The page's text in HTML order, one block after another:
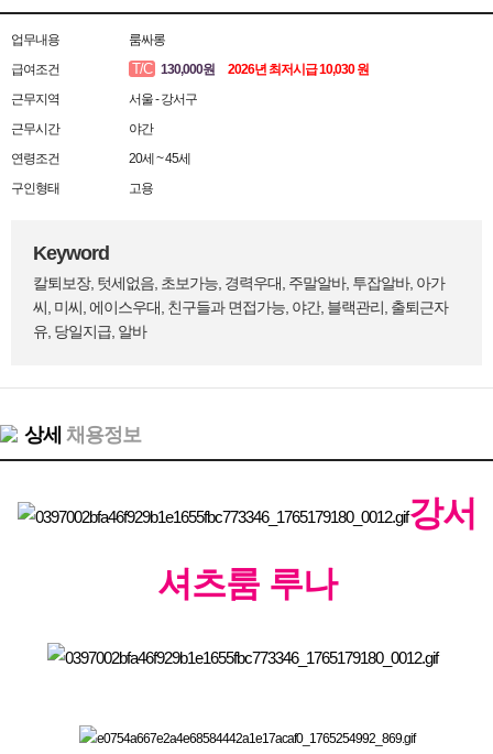
업무내용
룸싸롱
급여조건
T/C 130,000원
2026년 최저시급 10,030 원
근무지역
서울 - 강서구
근무시간
야간
연령조건
20세 ~ 45세
구인형태
고용
Keyword
칼퇴보장, 텃세없음, 초보가능, 경력우대, 주말알바, 투잡알바, 아가
씨, 미씨, 에이스우대, 친구들과 면접가능, 야간, 블랙관리, 출퇴근자
유, 당일지급, 알바
상세 채용정보
강서
셔츠룸 루나